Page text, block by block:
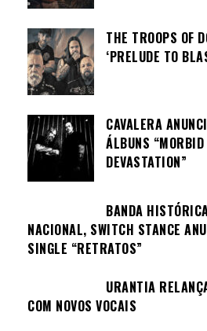
THE TROOPS OF
‘PRELUDE TO
CAVALERA
ÁLBUNS
DEVASTATION”
BANDA
NACIONAL, SWITCH STANCE
SINGLE “RETRATOS”
URANTIA
COM NOVOS VOCAIS